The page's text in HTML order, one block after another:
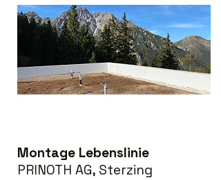
Montage Lebenslinie
PRINOTH AG, Sterzing